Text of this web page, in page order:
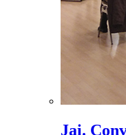
Jai.